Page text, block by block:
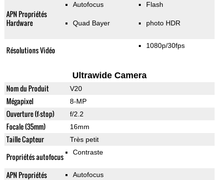
APN Propriétés
Hardware
Autofocus
Quad Bayer
Flash
photo HDR
Résolutions Vidéo 1080p/30fps
Ultrawide Camera
Nom du Produit V20
Mégapixel 8-MP
Ouverture (f-stop) f/2.2
Focale (35mm) 16mm
Taille Capteur Très petit
Propriétés autofocus Contraste
APN Propriétés
Autofocus